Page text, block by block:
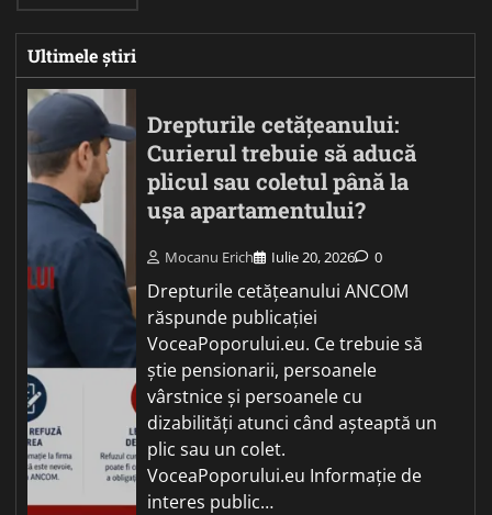
Ultimele știri
Drepturile cetățeanului:
Curierul trebuie să aducă
plicul sau coletul până la
ușa apartamentului?
Mocanu Erich Iulie 20, 2026 0
Drepturile cetățeanului ANCOM
răspunde publicației
VoceaPoporului.eu. Ce trebuie să
știe pensionarii, persoanele
vârstnice și persoanele cu
dizabilități atunci când așteaptă un
plic sau un colet.
VoceaPoporului.eu Informație de
interes public…